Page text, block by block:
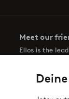
Meet our
Ellos is the